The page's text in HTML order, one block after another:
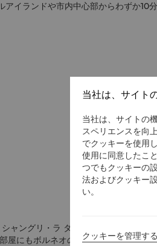
アイランドや市内中心部からわずか10分
シャングリ・ラ タンジュンアル コタキ
部屋にもボルネオの自然のように豊かな
当社は、サイト
当社は、サイトの
スペリエンスを向
でクッキーを使用
使用に同意したこ
つでもクッキーの
法およびクッキー
い。
クッキーを管理する